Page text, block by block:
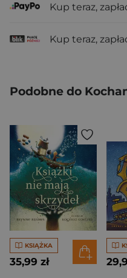
Kup teraz,
Kup teraz,
Podobne do
KSIĄŻKA
35,99 zł